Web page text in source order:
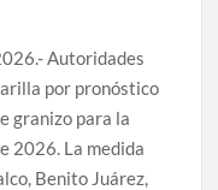
Autoridades
por pronóstico
granizo para la
2026. La medida
Benito Juárez,